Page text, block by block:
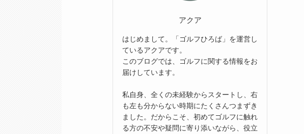
アクア
はじめまして。「ゴルフひろば」を運営し
ているアクアです。
このブログでは、ゴルフに関する情報をお
届けしています。
私自身、全くの未経験からスタートし、右
も左も分からない時期にたくさんつまずき
ました。だからこそ、初めてゴルフに触れ
る方の不安や疑問に寄り添いながら、役立